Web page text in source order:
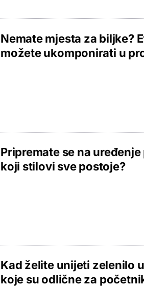
Nemate mjesta za biljke?
možete ukomponirati u
Pripremate se na
koji stilovi sve postoje?
Kad želite unijeti zelenilo
koje su odlične za